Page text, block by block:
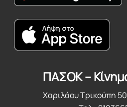
ΠΑΣΟΚ –
Χαριλάου Τρικούπη